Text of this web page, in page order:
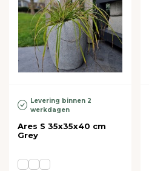
Levering binnen 2
werkdagen
Ares S 35x35x40 cm
Grey